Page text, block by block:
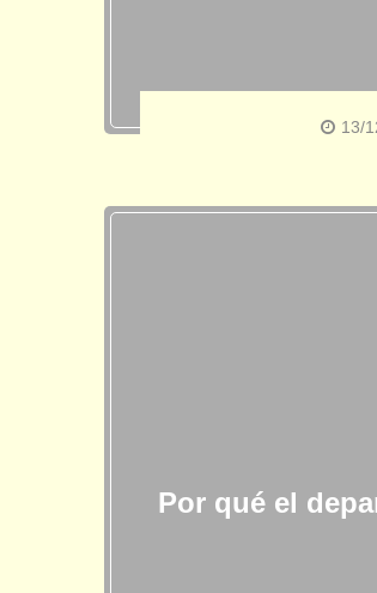
13/
Por qué el